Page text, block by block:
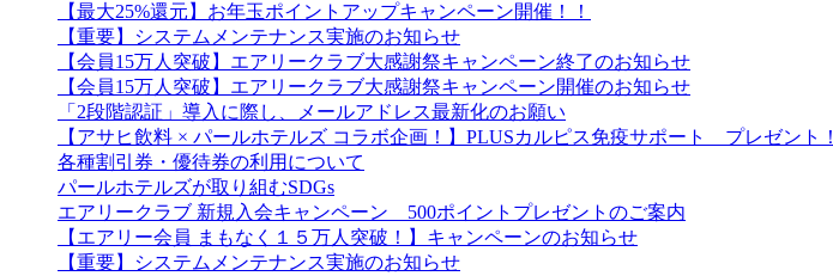
【最大25%還元】お年玉ポイントアップキャンペーン開催！！
【重要】システムメンテナンス実施のお知らせ
【会員15万人突破】エアリークラブ大感謝祭キャンペーン終了のお知らせ
【会員15万人突破】エアリークラブ大感謝祭キャンペーン開催のお知らせ
「2段階認証」導入に際し、メールアドレス最新化のお願い
【アサヒ飲料 × パールホテルズ コラボ企画！】PLUSカルピス免疫サポート プレゼント！
各種割引券・優待券の利用について
パールホテルズが取り組むSDGs
エアリークラブ 新規入会キャンペーン 500ポイントプレゼントのご案内
【エアリー会員 まもなく１５万人突破！】キャンペーンのお知らせ
【重要】システムメンテナンス実施のお知らせ